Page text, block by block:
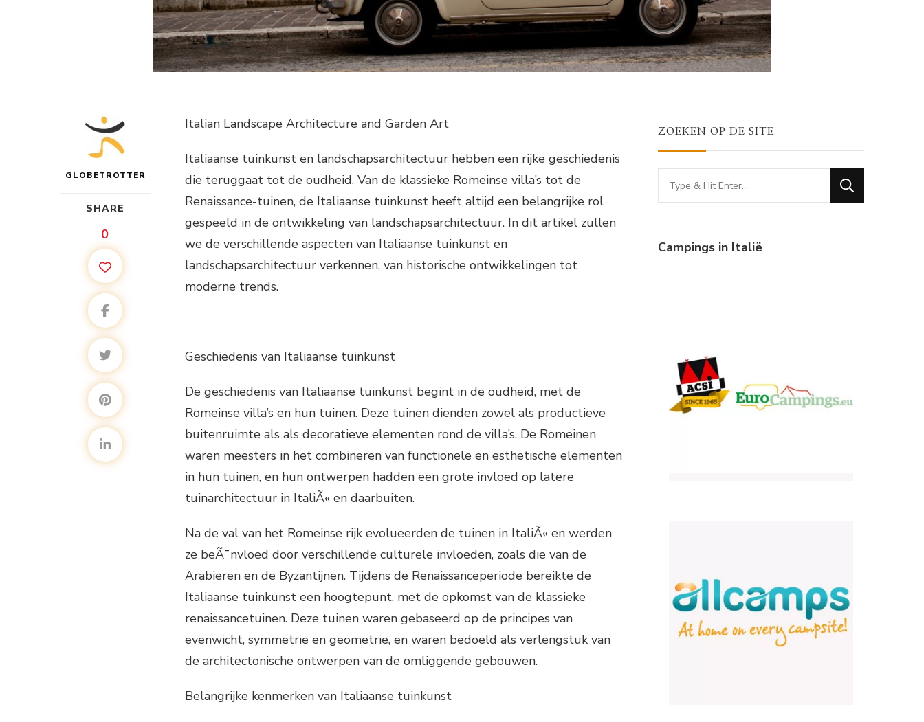
GLOBETROTTER
SHARE
0
Italian Landscape Architecture and Garden Art
Italiaanse tuinkunst en landschapsarchitectuur hebben een rijke geschiedenis
die teruggaat tot de oudheid. Van de klassieke Romeinse villa’s tot de
Renaissance-tuinen, de Italiaanse tuinkunst heeft altijd een belangrijke rol
gespeeld in de ontwikkeling van landschapsarchitectuur. In dit artikel zullen
we de verschillende aspecten van Italiaanse tuinkunst en
landschapsarchitectuur verkennen, van historische ontwikkelingen tot
moderne trends.
Geschiedenis van Italiaanse tuinkunst
De geschiedenis van Italiaanse tuinkunst begint in de oudheid, met de
Romeinse villa’s en hun tuinen. Deze tuinen dienden zowel als productieve
buitenruimte als als decoratieve elementen rond de villa’s. De Romeinen
waren meesters in het combineren van functionele en esthetische elementen
in hun tuinen, en hun ontwerpen hadden een grote invloed op latere
tuinarchitectuur in ItaliÃ« en daarbuiten.
Na de val van het Romeinse rijk evolueerden de tuinen in ItaliÃ« en werden
ze beÃ¯nvloed door verschillende culturele invloeden, zoals die van de
Arabieren en de Byzantijnen. Tijdens de Renaissanceperiode bereikte de
Italiaanse tuinkunst een hoogtepunt, met de opkomst van de klassieke
renaissancetuinen. Deze tuinen waren gebaseerd op de principes van
evenwicht, symmetrie en geometrie, en waren bedoeld als verlengstuk van
de architectonische ontwerpen van de omliggende gebouwen.
Belangrijke kenmerken van Italiaanse tuinkunst
ZOEKEN OP DE SITE
Looking
for
Campings in Italië